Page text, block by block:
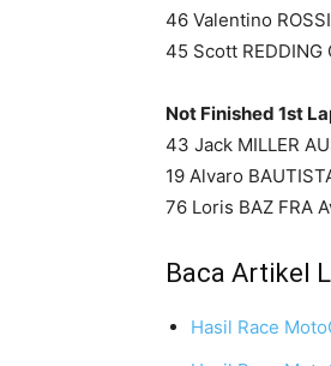
46 Valentino
45 Scott REDDING
Not Finished 1st
43 Jack MILLER
19 Alvaro
76 Loris BAZ FRA
Baca Artikel
Hasil Race